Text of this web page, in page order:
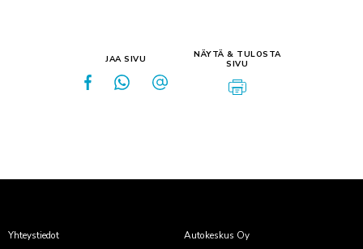
JAA SIVU
NÄYTÄ & TULOSTA
SIVU
Yhteystiedot
Autokeskus Oy